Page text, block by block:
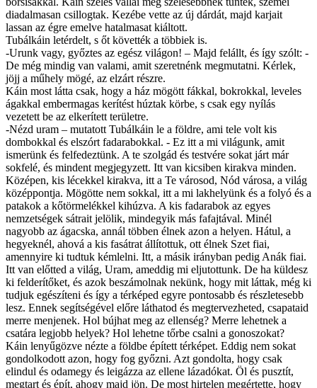
diadalmasan csillogtak. Kezébe vette az új dárdát, majd karjait
lassan az égre emelve hatalmasat kiáltott.
Tubálkáin letérdelt, s őt követték a többiek is.
-Urunk vagy, győztes az egész világon! – Majd felállt, és így szólt: -
De még mindig van valami, amit szeretnénk megmutatni. Kérlek,
jöjj a műhely mögé, az elzárt részre.
Káin most látta csak, hogy a ház mögött fákkal, bokrokkal, leveles
ágakkal embermagas kerítést húztak körbe, s csak egy nyílás
vezetett be az elkerített területre.
-Nézd uram – mutatott Tubálkáin le a földre, ami tele volt kis
dombokkal és elszórt fadarabokkal. - Ez itt a mi világunk, amit
ismerünk és felfedeztünk. A te szolgád és testvére sokat járt már
sokfelé, és mindent megjegyzett. Itt van kicsiben kirakva minden.
Középen, kis lécekkel kirakva, itt a Te városod, Nód városa, a világ
középpontja. Mögötte nem sokkal, itt a mi lakhelyünk és a folyó és a
patakok a kőtörmelékkel kihúzva. A kis fadarabok az egyes
nemzetségek sátrait jelölik, mindegyik más fafajtával. Minél
nagyobb az ágacska, annál többen élnek azon a helyen. Hátul, a
hegyeknél, ahová a kis fasátrat állítottuk, ott élnek Szet fiai,
amennyire ki tudtuk kémlelni. Itt, a másik irányban pedig Anák fiai.
Itt van előtted a világ, Uram, ameddig mi eljutottunk. De ha küldesz
ki felderítőket, és azok beszámolnak nekünk, hogy mit láttak, még ki
tudjuk egészíteni és így a térképed egyre pontosabb és részletesebb
lesz. Ennek segítségével előre láthatod és megtervezheted, csapataid
merre menjenek. Hol bújhat meg az ellenség? Merre lehetnek a
csatára legjobb helyek? Hol lehetne tőrbe csalni a gonoszokat?
Káin lenyűgözve nézte a földbe épített térképet. Eddig nem sokat
gondolkodott azon, hogy fog győzni. Azt gondolta, hogy csak
elindul és odamegy és leigázza az ellene lázadókat. Öl és pusztít,
megtart és épít, ahogy majd jön. De most hirtelen megértette, hogy